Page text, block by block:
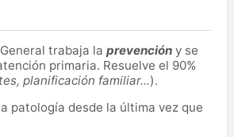
trabaja la prevención y se
primaria. Resuelve el 90%
planificación familiar...).
patología desde la última vez que